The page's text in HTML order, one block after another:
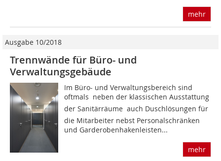
mehr
Ausgabe 10/2018
Trennwände für Büro- und
Verwaltungsgebäude
Im Büro- und Verwaltungsbereich sind
oftmals  neben der klassischen Ausstattung
der Sanitärräume  auch Duschlösungen für
die Mitarbeiter nebst Personalschränken
und Garderobenhakenleisten...
mehr